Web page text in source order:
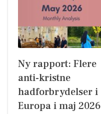
Ny rapport: Flere
anti-kristne
hadforbrydelser i
Europa i maj 2026